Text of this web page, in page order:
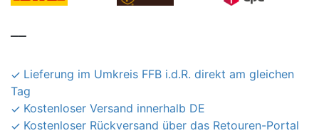
Lieferung im Umkreis FFB i.d.R. direkt am gleichen
Tag
Kostenloser Versand innerhalb DE
Kostenloser Rückversand über das Retouren-Portal